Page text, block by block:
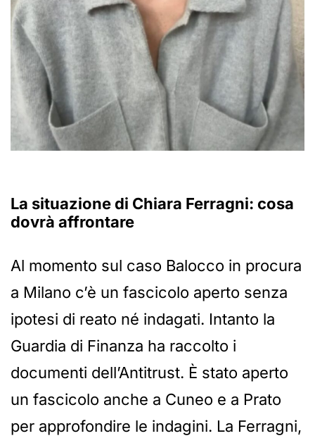
La situazione di Chiara Ferragni: cosa
dovrà affrontare
Al momento sul caso Balocco in procura
a Milano c’è un fascicolo aperto senza
ipotesi di reato né indagati. Intanto la
Guardia di Finanza ha raccolto i
documenti dell’Antitrust. È stato aperto
un fascicolo anche a Cuneo e a Prato
per approfondire le indagini. La Ferragni,